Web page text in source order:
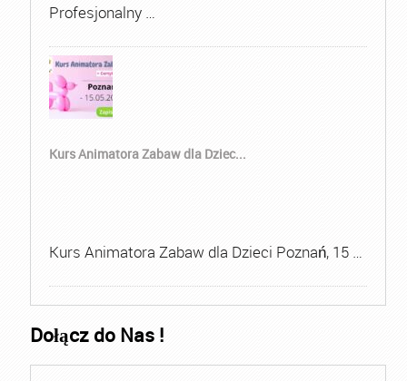
Profesjonalny …
Kurs Animatora Zabaw dla Dziec...
Kurs Animatora Zabaw dla Dzieci Poznań, 15 …
Dołącz do Nas !